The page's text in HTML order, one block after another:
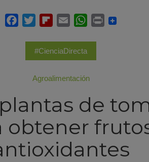
#CienciaDirecta
Agroalimentación
plantas de
obtener